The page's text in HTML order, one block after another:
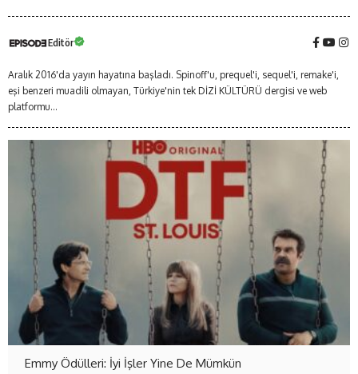
Editör
Aralık 2016'da yayın hayatına başladı. Spinoff'u, prequel'i, sequel'i, remake'i,
eşi benzeri muadili olmayan, Türkiye'nin tek DİZİ KÜLTÜRÜ dergisi ve web
platformu...
Emmy Ödülleri: İyi İşler Yine De Mümkün